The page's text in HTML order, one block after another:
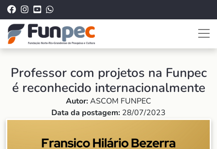
Professor com projetos na Funpec
é reconhecido internacionalmente
Autor:ASCOM FUNPEC
Data da postagem: 28/07/2023